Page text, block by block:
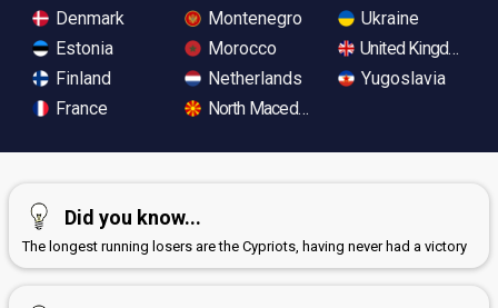
Denmark
Estonia
Finland
France
Montenegro
Morocco
Netherlands
North Macedonia
Ukraine
United Kingdom
Yugoslavia
Did you know...
The longest running losers are the Cypriots, having never had a victory